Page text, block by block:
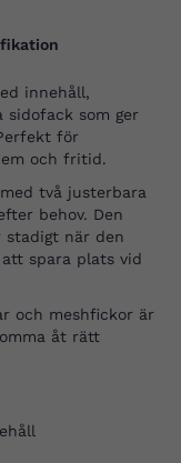
innehåll,
sidofack som ger
för
och fritid.
två justerbara
behov. Den
stadigt när den
spara plats vid
och meshfickor är
åt rätt